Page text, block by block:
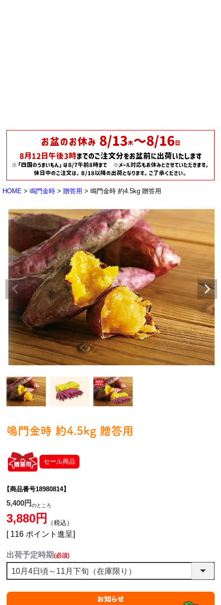
HOME 鳴門金時 贈答用 鳴門金時 約4.5kg 贈答用
鳴門金時 約4.5kg 贈答用
セール商品
【商品番号18980814】
5,400 のところ
3,880 税込
[ 116 ポイント進呈]
出荷予定時期(必須)